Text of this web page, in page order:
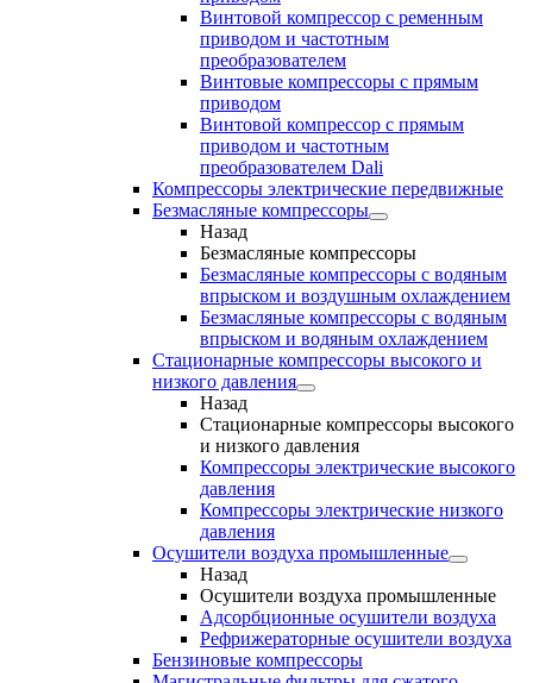
Винтовой компрессор с ременным
приводом и частотным
преобразователем
Винтовые компрессоры с прямым
приводом
Винтовой компрессор с прямым
приводом и частотным
преобразователем Dali
Компрессоры электрические передвижные
Безмасляные компрессоры
Назад
Безмасляные компрессоры
Безмасляные компрессоры с водяным
впрыском и воздушным охлаждением
Безмасляные компрессоры с водяным
впрыском и водяным охлаждением
Стационарные компрессоры высокого и
низкого давления
Назад
Стационарные компрессоры высокого
и низкого давления
Компрессоры электрические высокого
давления
Компрессоры электрические низкого
давления
Осушители воздуха промышленные
Назад
Осушители воздуха промышленные
Адсорбционные осушители воздуха
Рефрижераторные осушители воздуха
Бензиновые компрессоры